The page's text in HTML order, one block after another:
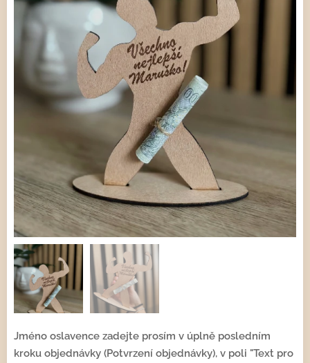
Jméno oslavence zadejte prosím v úplně posledním
kroku objednávky (Potvrzení objednávky), v poli "Text pro